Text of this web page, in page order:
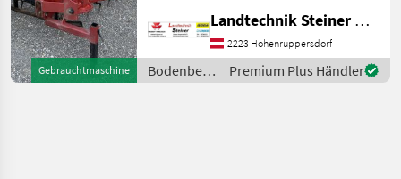
Gebrauchtmaschine
Federzinken,
Klappvorrichtung,
Nachlaufeinrichtung
Schöne und wenig benutzte
Landtechnik Steiner GmbH
2223 Hohenruppersdorf
Bodenbearbeitung
/
Premium Plus Händler